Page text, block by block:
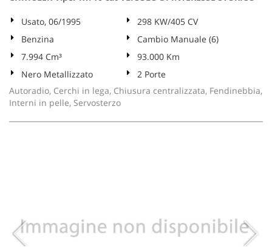
Usato, 06/1995
298 KW/405 CV
Benzina
Cambio Manuale (6)
7.994 Cm³
93.000 Km
Nero Metallizzato
2 Porte
Autoradio, Cerchi in lega, Chiusura centralizzata, Fendinebbia,
Interni in pelle, Servosterzo